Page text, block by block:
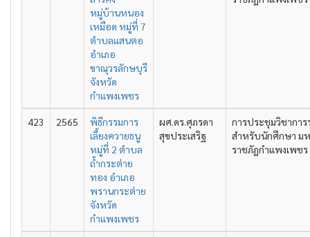
หมู่บ้านหนอง
เหมือด หมู่ที่ 7
ตำบลแสนตอ
อำเภอ
ขาณุวรลักษบุรี
จังหวัด
กำแพงเพชร
423 2565
พิธีกรรมการ
เลี้ยงควายธนู
หมู่ที่ 2 ตำบล
ถ้ำกระต่าย
ทอง อำเภอ
พรานกระต่าย
จังหวัด
กำแพงเพชร
ผศ.ดร.ศุภรดา
สุขประเสริฐ
การประชุมวิชากา
สำหรับนักศึกษา ม
ราชภัฏกำแพงเพช